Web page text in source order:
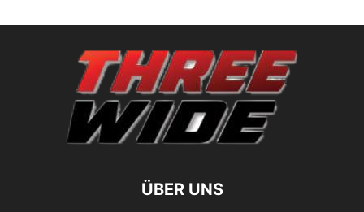
ÜBER UNS